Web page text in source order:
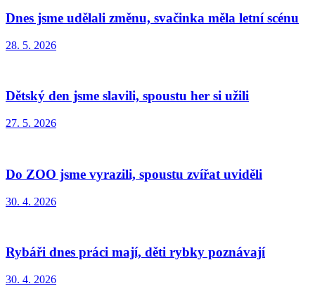
Dnes jsme udělali změnu, svačinka měla letní scénu
28. 5. 2026
Dětský den jsme slavili, spoustu her si užili
27. 5. 2026
Do ZOO jsme vyrazili, spoustu zvířat uviděli
30. 4. 2026
Rybáři dnes práci mají, děti rybky poznávají
30. 4. 2026